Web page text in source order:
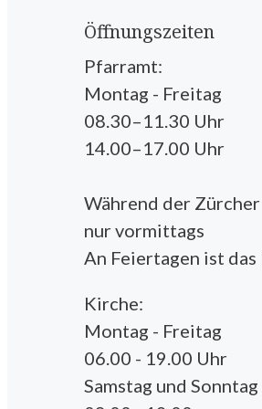
Öffnungszeiten
Pfarramt:
Montag - Freitag
08.30–11.30 Uhr
14.00–17.00 Uhr
Während der
nur vormittags
An Feiertagen ist
Kirche:
Montag - Freitag
06.00 - 19.00 Uhr
Samstag und Sonntag